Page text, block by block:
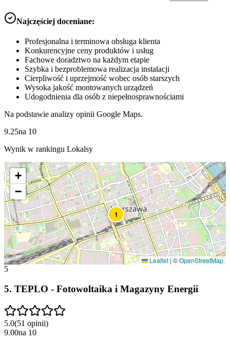
Najczęściej doceniane:
Profesjonalna i terminowa obsługa klienta
Konkurencyjne ceny produktów i usług
Fachowe doradztwo na każdym etapie
Szybka i bezproblemowa realizacja instalacji
Cierpliwość i uprzejmość wobec osób starszych
Wysoka jakość montowanych urządzeń
Udogodnienia dla osób z niepełnosprawnościami
Na podstawie analizy opinii Google Maps.
9.25na 10
Wynik w rankingu Lokalsy
1
+
−
Leaflet | ©OpenStreetMap
5
5. TEPLO - Fotowoltaika i Magazyny Energii
5.0(51 opinii)
9.00na 10